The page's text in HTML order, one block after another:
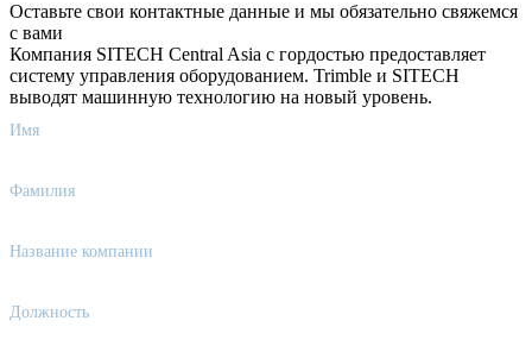
Оставьте свои контактные данные и мы обязательно свяжемся
с вами
Компания SITECH Central Asia с гордостью предоставляет
систему управления оборудованием. Trimble и SITECH
выводят машинную технологию на новый уровень.
Имя
Фамилия
Название компании
Должность